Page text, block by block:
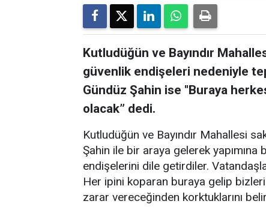
Kutludüğün ve Bayındır
güvenlik endişeleri nedeniyle
Gündüz Şahin ise "Buraya
olacak” dedi.
Kutludüğün ve Bayındır Mahallesi
Şahin ile bir araya gelerek
endişelerini dile getirdiler.
Her ipini koparan buraya gelip
zarar vereceğinden korktuklarını